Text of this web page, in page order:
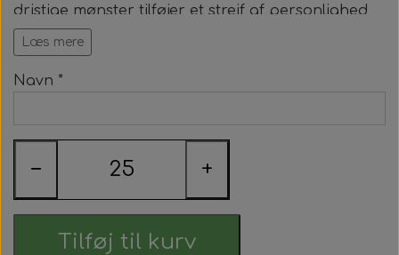
dristige mønster tilføjer et strejf af personlighed
og elegance til din borddækning.
opmærksom på at du minimum skal bestille 25
Læs mere
Navn *
− +
Tilføj til kurv